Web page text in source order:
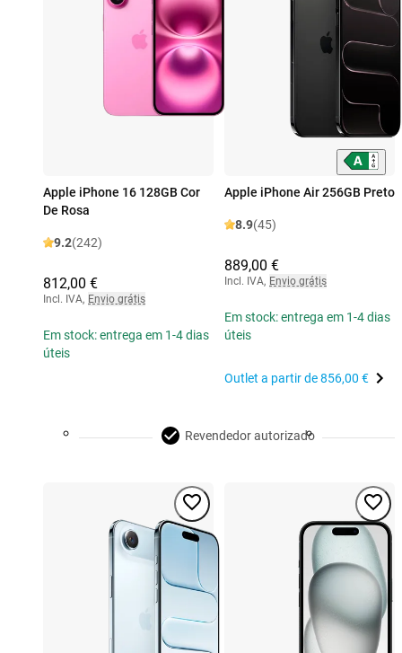
Apple iPhone 16 128GB Cor
De Rosa
9.2(242)
812,00 €
Incl. IVA, Envio grátis
Em stock: entrega em 1-4 dias
úteis
Apple iPhone Air 256GB Preto
8.9(45)
889,00 €
Incl. IVA, Envio grátis
Em stock: entrega em 1-4 dias
úteis
Outlet a partir de856,00 €
Revendedor autorizado